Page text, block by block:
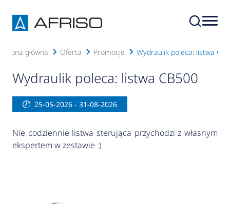
Strona główna Oferta Promocje Wydraulik poleca: listwa
Wydraulik poleca: listwa CB500
25-05-2026 - 31-08-2026
Nie codziennie listwa sterująca przychodzi z własnym
ekspertem w zestawie :)